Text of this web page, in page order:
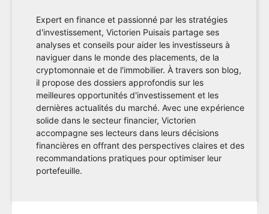
Expert en finance et passionné par les stratégies
d'investissement, Victorien Puisais partage ses
analyses et conseils pour aider les investisseurs à
naviguer dans le monde des placements, de la
cryptomonnaie et de l'immobilier. À travers son blog,
il propose des dossiers approfondis sur les
meilleures opportunités d'investissement et les
dernières actualités du marché. Avec une expérience
solide dans le secteur financier, Victorien
accompagne ses lecteurs dans leurs décisions
financières en offrant des perspectives claires et des
recommandations pratiques pour optimiser leur
portefeuille.